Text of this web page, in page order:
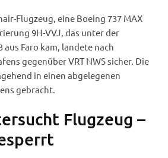
Flugzeug, eine Boeing 737 MAX
9H-VVJ, das unter der
aus Faro kam, landete nach
gegenüber VRT NWS sicher. Die
in einen abgelegenen
gebracht.
Flugzeug –